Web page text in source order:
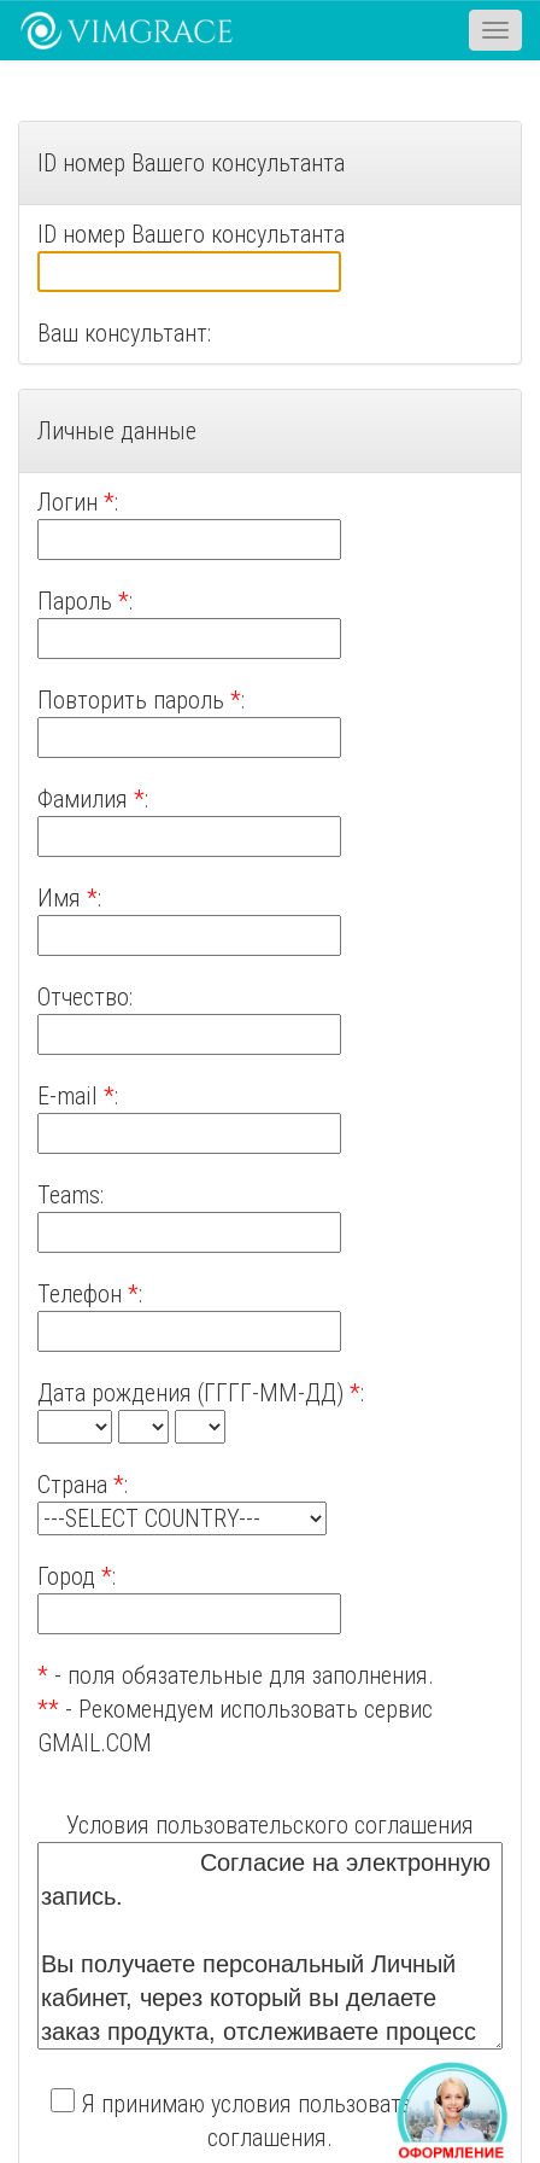
Toggle
ID номер Вашего консультанта
ID номер Вашего консультанта
Ваш консультант:
Личные данные
Логин *:
Пароль *:
Повторить пароль *:
Фамилия *:
Имя *:
Отчество:
E-mail *:
Teams:
Телефон *:
Дата рождения (ГГГГ-ММ-ДД) *:
Страна *:
Город *:
* - поля обязательные для заполнения.
** - Рекомендуем использовать сервис
GMAIL.COM
Условия пользовательского соглашения
Я принимаю условия пользовательского
соглашения.